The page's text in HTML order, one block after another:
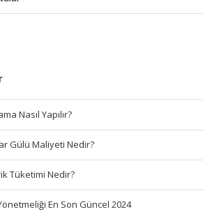
Nasıl Yapılır?
Gülü Maliyeti Nedir?
Tüketimi Nedir?
En Son Güncel 2024